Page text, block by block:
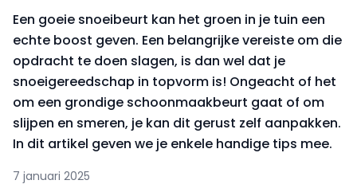
Een goeie snoeibeurt kan het groen in je tuin een
echte boost geven. Een belangrijke vereiste om die
opdracht te doen slagen, is dan wel dat je
snoeigereedschap in topvorm is! Ongeacht of het
om een grondige schoonmaakbeurt gaat of om
slijpen en smeren, je kan dit gerust zelf aanpakken.
In dit artikel geven we je enkele handige tips mee.
7 januari 2025